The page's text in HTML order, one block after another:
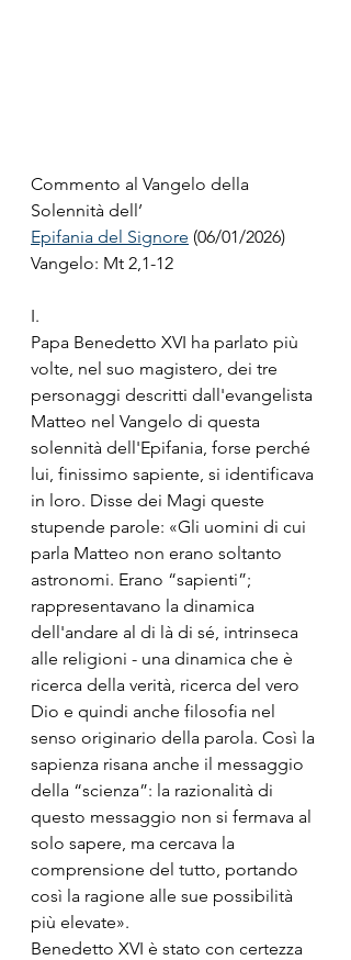
Commento al Vangelo della
Solennità dell’
Epifania del Signore (06/01/2026)
Vangelo: Mt 2,1-12
I.
Papa Benedetto XVI ha parlato più
volte, nel suo magistero, dei tre
personaggi descritti dall'evangelista
Matteo nel Vangelo di questa
solennità dell'Epifania, forse perché
lui, finissimo sapiente, si identificava
in loro. Disse dei Magi queste
stupende parole: «Gli uomini di cui
parla Matteo non erano soltanto
astronomi. Erano “sapienti”;
rappresentavano la dinamica
dell'andare al di là di sé, intrinseca
alle religioni - una dinamica che è
ricerca della verità, ricerca del vero
Dio e quindi anche filosofia nel
senso originario della parola. Così la
sapienza risana anche il messaggio
della “scienza”: la razionalità di
questo messaggio non si fermava al
solo sapere, ma cercava la
comprensione del tutto, portando
così la ragione alle sue possibilità
più elevate».
Benedetto XVI è stato con certezza